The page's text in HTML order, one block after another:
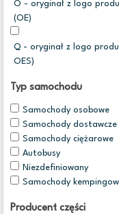
O - oryginał z logo
(OE)
Q - oryginał z logo
OES)
Typ samochodu
Samochody osobowe
Samochody dostawcze
Samochody ciężarowe
Autobusy
Niezdefiniowany
Samochody
Producent części